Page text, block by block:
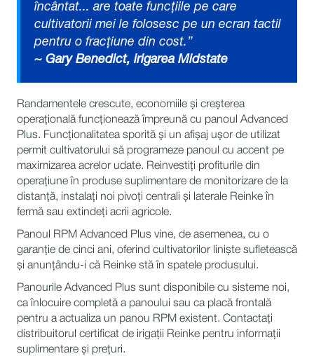
încântat... are toate funcțiile pe care
cultivatorii mei le folosesc pe un ecran tactil
pentru o fracțiune din cost.”
~ Gary Benedict, irigarea Midstate
Randamentele crescute, economiile și creșterea
operațională funcționează împreună cu panoul Advanced
Plus. Funcționalitatea sporită și un afișaj ușor de utilizat
permit cultivatorului să programeze panoul cu accent pe
maximizarea acrelor udate. Reinvestiți profiturile din
operațiune în produse suplimentare de monitorizare de la
distanță, instalați noi pivoți centrali și laterale Reinke în
fermă sau extindeți acrii agricole.
Panoul RPM Advanced Plus vine, de asemenea, cu o
garanție de cinci ani, oferind cultivatorilor liniște sufletească
și anunțându-i că Reinke stă în spatele produsului.
Panourile Advanced Plus sunt disponibile cu sisteme noi,
ca înlocuire completă a panoului sau ca placă frontală
pentru a actualiza un panou RPM existent. Contactați
distribuitorul certificat de irigații Reinke pentru informații
suplimentare și prețuri.